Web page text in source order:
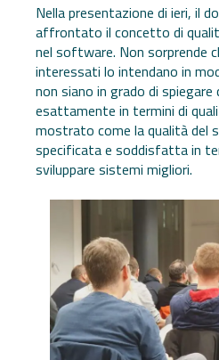
Nella presentazione di ieri, il
affrontato il concetto di
nel software. Non sorprende
interessati lo intendano in
non siano in grado di spiegare
esattamente in termini di
mostrato come la qualità del
specificata e soddisfatta in
sviluppare sistemi migliori.